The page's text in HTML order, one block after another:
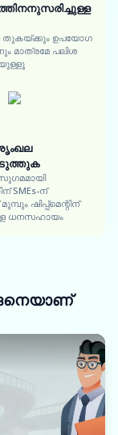
ഉപയോഗ
മാത്രമേ പലിശ
SMEs-ന്
മുമ്പും ഷിപ്പ്‌മെന്റിന്
ധനസഹായം